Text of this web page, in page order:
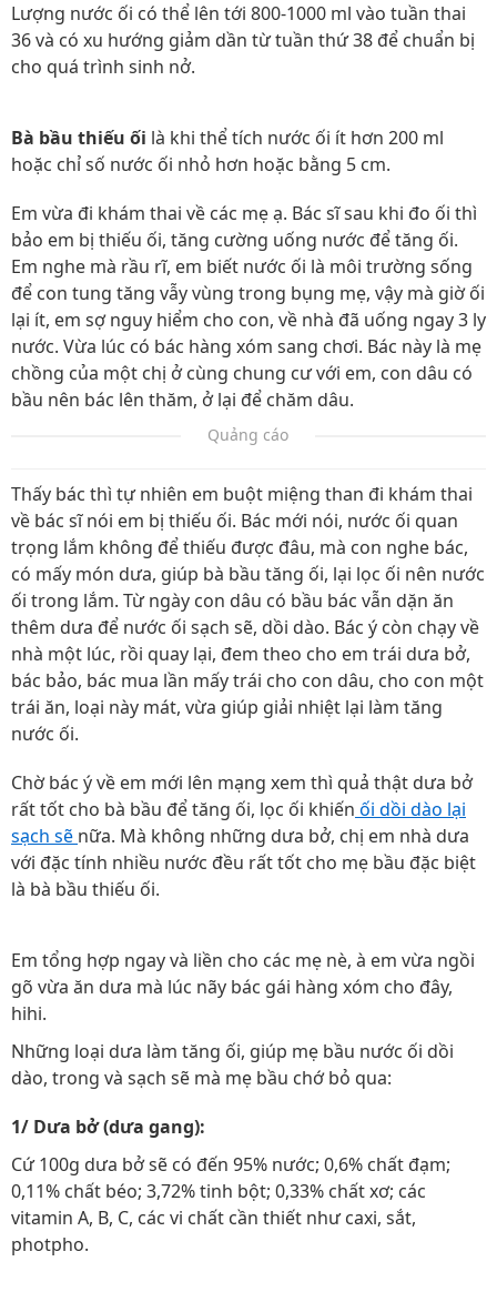
Lượng nước ối có thể lên tới 800-1000 ml vào tuần thai
36 và có xu hướng giảm dần từ tuần thứ 38 để chuẩn bị
cho quá trình sinh nở.
Bà bầu thiếu ối là khi thể tích nước ối ít hơn 200 ml
hoặc chỉ số nước ối nhỏ hơn hoặc bằng 5 cm.
Em vừa đi khám thai về các mẹ ạ. Bác sĩ sau khi đo ối thì
bảo em bị thiếu ối, tăng cường uống nước để tăng ối.
Em nghe mà rầu rĩ, em biết nước ối là môi trường sống
để con tung tăng vẫy vùng trong bụng mẹ, vậy mà giờ ối
lại ít, em sợ nguy hiểm cho con, về nhà đã uống ngay 3 ly
nước. Vừa lúc có bác hàng xóm sang chơi. Bác này là mẹ
chồng của một chị ở cùng chung cư với em, con dâu có
bầu nên bác lên thăm, ở lại để chăm dâu.
Quảng cáo
Thấy bác thì tự nhiên em buột miệng than đi khám thai
về bác sĩ nói em bị thiếu ối. Bác mới nói, nước ối quan
trọng lắm không để thiếu được đâu, mà con nghe bác,
có mấy món dưa, giúp bà bầu tăng ối, lại lọc ối nên nước
ối trong lắm. Từ ngày con dâu có bầu bác vẫn dặn ăn
thêm dưa để nước ối sạch sẽ, dồi dào. Bác ý còn chạy về
nhà một lúc, rồi quay lại, đem theo cho em trái dưa bở,
bác bảo, bác mua lần mấy trái cho con dâu, cho con một
trái ăn, loại này mát, vừa giúp giải nhiệt lại làm tăng
nước ối.
Chờ bác ý về em mới lên mạng xem thì quả thật dưa bở
rất tốt cho bà bầu để tăng ối, lọc ối khiến ối dồi dào lại
sạch sẽ nữa. Mà không những dưa bở, chị em nhà dưa
với đặc tính nhiều nước đều rất tốt cho mẹ bầu đặc biệt
là bà bầu thiếu ối.
Em tổng hợp ngay và liền cho các mẹ nè, à em vừa ngồi
gõ vừa ăn dưa mà lúc nãy bác gái hàng xóm cho đây,
hihi.
Những loại dưa làm tăng ối, giúp mẹ bầu nước ối dồi
dào, trong và sạch sẽ mà mẹ bầu chớ bỏ qua:
1/ Dưa bở (dưa gang):
Cứ 100g dưa bở sẽ có đến 95% nước; 0,6% chất đạm;
0,11% chất béo; 3,72% tinh bột; 0,33% chất xơ; các
vitamin A, B, C, các vi chất cần thiết như caxi, sắt,
photpho.